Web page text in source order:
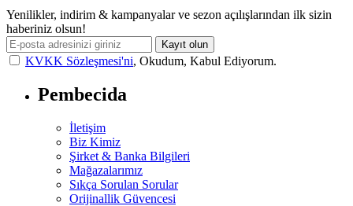
Yenilikler, indirim & kampanyalar ve sezon açılışlarından ilk sizin
haberiniz olsun!
Kayıt olun
KVKK Sözleşmesi'ni, Okudum, Kabul Ediyorum.
Pembecida
İletişim
Biz Kimiz
Şirket & Banka Bilgileri
Mağazalarımız
Sıkça Sorulan Sorular
Orijinallik Güvencesi